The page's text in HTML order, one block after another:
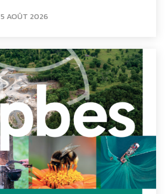
5 AOÛT 2026